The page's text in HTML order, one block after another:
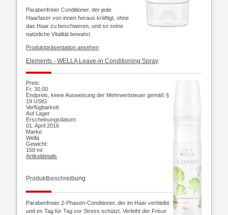
Parabenfreier Conditioner, der jede
Haarfaser von innen heraus kräftigt, ohne
das Haar zu beschweren, und so seine
natürliche Vitalität bewahrt.
Produktpräsentation ansehen
Elements - WELLA Leave-in Conditioning Spray
Preis:
Fr. 30,00
Endpreis, keine Ausweisung der Mehrwertsteuer gemäß §
19 UStG
Verfügbarkeit:
Auf Lager
Erscheinungsdatum:
01. April 2016
Marke:
Wella
Gewicht:
150 ml
Artikeldetails
Produktbeschreibung
Parabenfreier 2-Phasen-Conditioner, der im Haar verbleibt
und es Tag für Tag vor Stress schützt. Verleiht der Frisur